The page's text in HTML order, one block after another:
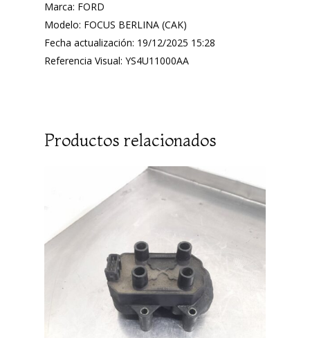
Marca: FORD
Modelo: FOCUS BERLINA (CAK)
Fecha actualización: 19/12/2025 15:28
Referencia Visual: YS4U11000AA
Productos relacionados